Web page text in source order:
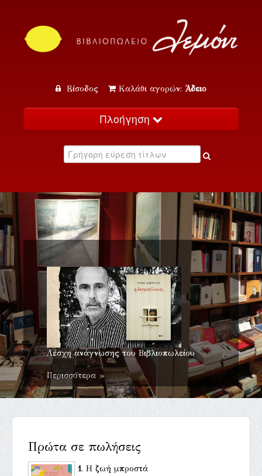
Είσοδος Καλάθι αγορών: Άδειο
Πλοήγηση
Κατάλογος
Εκδηλώσεις
Επικοινωνία
Λέσχη ανάγνωσης του Βιβλιοπωλείου
Περισσότερα »
Πρώτα σε πωλήσεις
1. Η ζωή μπροστά